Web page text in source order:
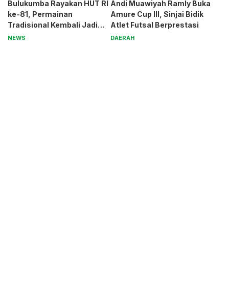
Bulukumba Rayakan HUT RI
ke-81, Permainan
Tradisional Kembali Jadi
Magnet
NEWS
Andi Muawiyah Ramly Buka
Amure Cup III, Sinjai Bidik
Atlet Futsal Berprestasi
DAERAH